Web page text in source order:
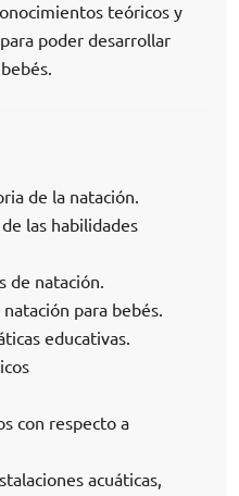
teóricos y
poder desarrollar
de la natación.
las habilidades
de natación.
para bebés.
educativas.
con respecto a
acuáticas,